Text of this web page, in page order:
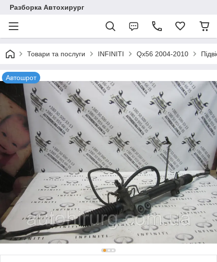
Разборка Автохирург
Товари та послуги INFINITI Qx56 2004-2010
Автошрот